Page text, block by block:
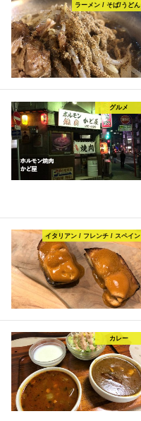
ラーメン / そば/うどん
グルメ
イタリアン / フレンチ / スペイン
カレー